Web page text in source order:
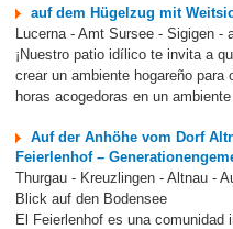
auf dem Hügelzug mit
Lucerna - Amt Sursee - Sigigen
¡Nuestro patio idílico te invita a
crear un ambiente hogareño
horas acogedoras en un
Auf der Anhöhe vom Dorf
Feierlenhof –
Thurgau - Kreuzlingen - Altnau -
Blick auf den Bodensee
El Feierlenhof es una comunidad